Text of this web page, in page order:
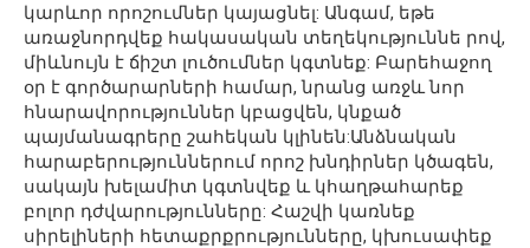
կարևոր որոշումներ կայացնել: Անգամ, եթե
առաջնորդվեք հակասական տեղեկություննե րով,
միևնույն է ճիշտ լուծումներ կգտնեք: Բարեհաջող
օր է գործարարների համար, նրանց առջև նոր
հնարավորություններ կբացվեն, կնքած
պայմանագրերը շահեկան կլինեն:Անձնական
հարաբերություններում որոշ խնդիրներ կծագեն,
սակայն խելամիտ կգտնվեք և կհաղթահարեք
բոլոր դժվարությունները: Հաշվի կառնեք
սիրելիների հետաքրքրությունները, կխուսափեք